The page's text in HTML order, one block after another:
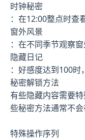
时钟秘密
：在12:00整点时查
窗外风景
：在不同季节观察
隐藏日记
：好感度达到100
秘密解锁方法
有些隐藏内容需要
些秘密方法通常不会
特殊操作序列